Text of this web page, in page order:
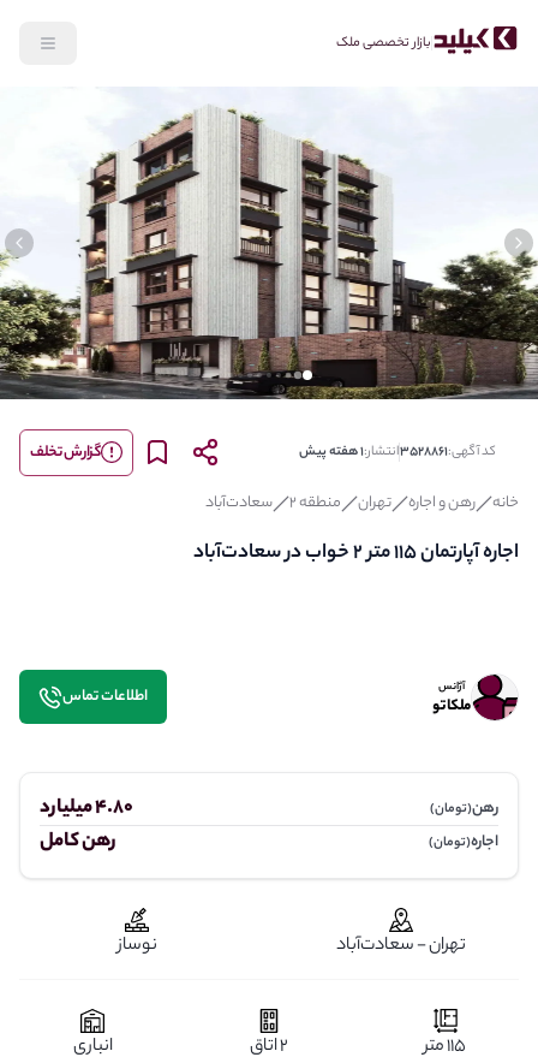
بازار تخصصی ملک
Previous slide
خانه رهن و اجاره تهران منطقه 2 سعادت‌آباد
کد آگهی:3528861انتشار:1 هفته پیش
اجاره آپارتمان 115 متر ۲ خواب در سعادت‌آباد
گزارش تخلف
رهن(تومان) 4.80 میلیارد
اجاره(تومان) رهن کامل
آژانس
ملکاتو اطلاعات تماس
تهران - سعادت‌آباد نوساز
115 متر 2 اتاق انباری